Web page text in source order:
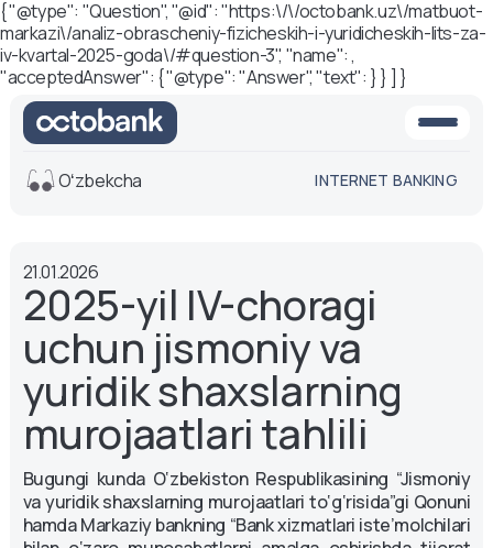
{ "@type": "Question", "@id": "https:\/\/octobank.uz\/matbuot-
markazi\/analiz-obrascheniy-fizicheskih-i-yuridicheskih-lits-za-
iv-kvartal-2025-goda\/#question-3", "name": ,
"acceptedAnswer": { "@type": "Answer", "text": } } ] }
O'rta
versiya
Oq-qora
versiya
Ovoz
Matn o'lchami
Aa -
Aa
Aa +
Oʻzbekcha INTERNET BANKING
21.01.2026
2025-yil IV-choragi
uchun jismoniy va
yuridik shaxslarning
murojaatlari tahlili
Bugungi kunda O‘zbekiston Respublikasining “Jismoniy
va yuridik shaxslarning murojaatlari to‘g‘risida”gi Qonuni
hamda Markaziy bankning “Bank xizmatlari iste’molchilari